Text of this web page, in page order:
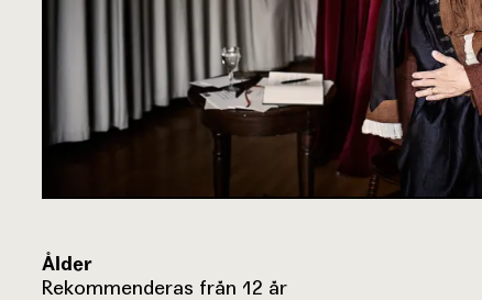
Ålder
Rekommenderas från 12 år